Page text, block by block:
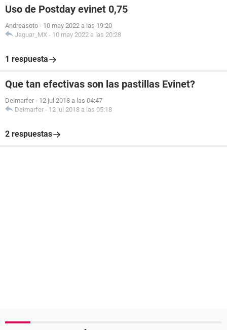
Uso de Postday evinet 0,75
Andreasoto - 10 may 2022 a las 19:20
Jaguar_MX - 10 may 2022 a las 20:28
1 respuesta
Que tan efectivas son las pastillas Evinet?
Deimarfer - 12 jul 2018 a las 04:47
Deimarfer - 12 jul 2018 a las 05:18
2 respuestas